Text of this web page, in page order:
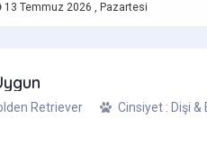
13 Temmuz 2026 , Pazartesi
Retriever Cinsiyet : Dişi &